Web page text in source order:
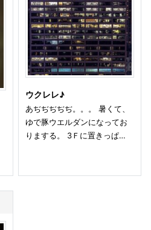
ウクレレ♪
あぢぢぢぢぢ。。。 暑くて、
ゆで豚ウエルダンになってお
りまする。 3Ｆに置きっぱ…